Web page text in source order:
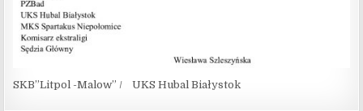
SKB”Litpol -Malow” / UKS Hubal Białystok